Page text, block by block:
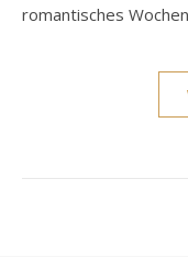
romantisches